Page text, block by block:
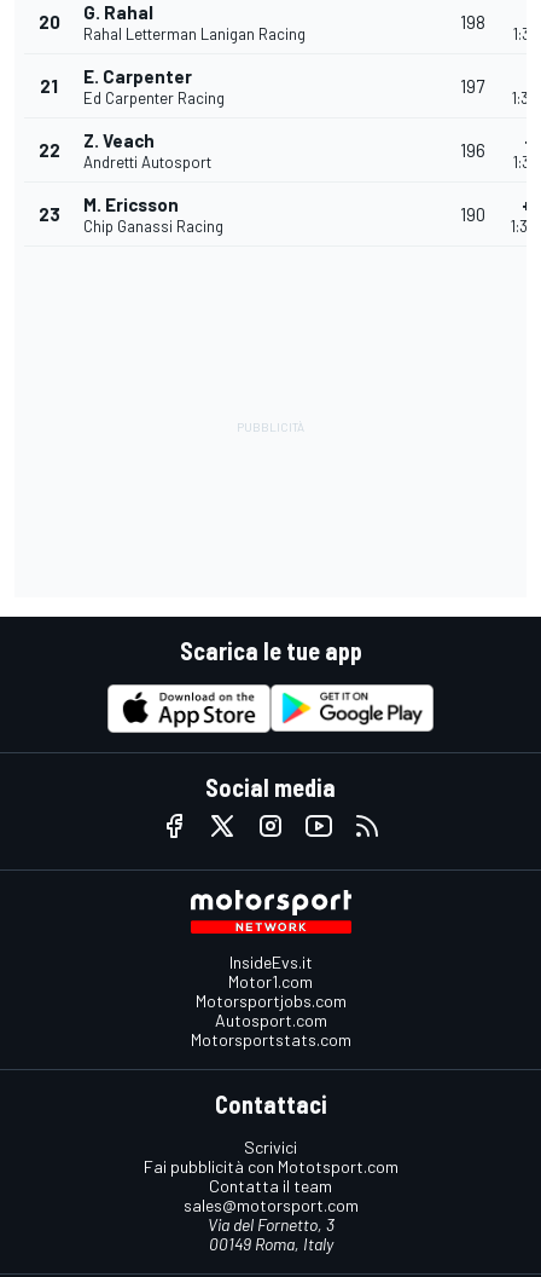
20 G. Rahal
Rahal Letterman Lanigan Racing
198
21 E. Carpenter
Ed Carpenter Racing
197
22 Z. Veach
Andretti Autosport
196
23 M. Ericsson
Chip Ganassi Racing
190
Scarica le tue app
Social media
InsideEvs.it
Motor1.com
Motorsportjobs.com
Autosport.com
Motorsportstats.com
Contattaci
Scrivici
Fai pubblicità con Mototsport.com
Contatta il team
sales@motorsport.com
Via del Fornetto, 3
00149 Roma, Italy